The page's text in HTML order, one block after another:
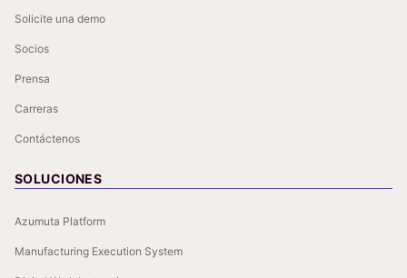
Solicite una demo
Socios
Prensa
Carreras
Contáctenos
SOLUCIONES
Azumuta Platform
Manufacturing Execution System